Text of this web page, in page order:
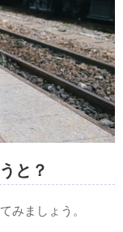
と？
みましょう。